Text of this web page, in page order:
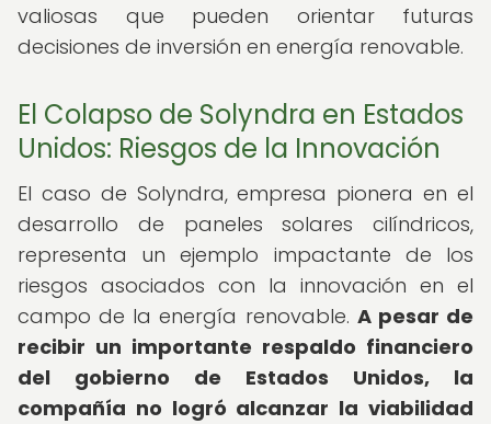
valiosas que pueden orientar futuras
decisiones de inversión en energía renovable.
El Colapso de Solyndra en Estados
Unidos: Riesgos de la Innovación
El caso de Solyndra, empresa pionera en el
desarrollo de paneles solares cilíndricos,
representa un ejemplo impactante de los
riesgos asociados con la innovación en el
campo de la energía renovable. A pesar de
recibir un importante respaldo financiero
del gobierno de Estados Unidos, la
compañía no logró alcanzar la viabilidad